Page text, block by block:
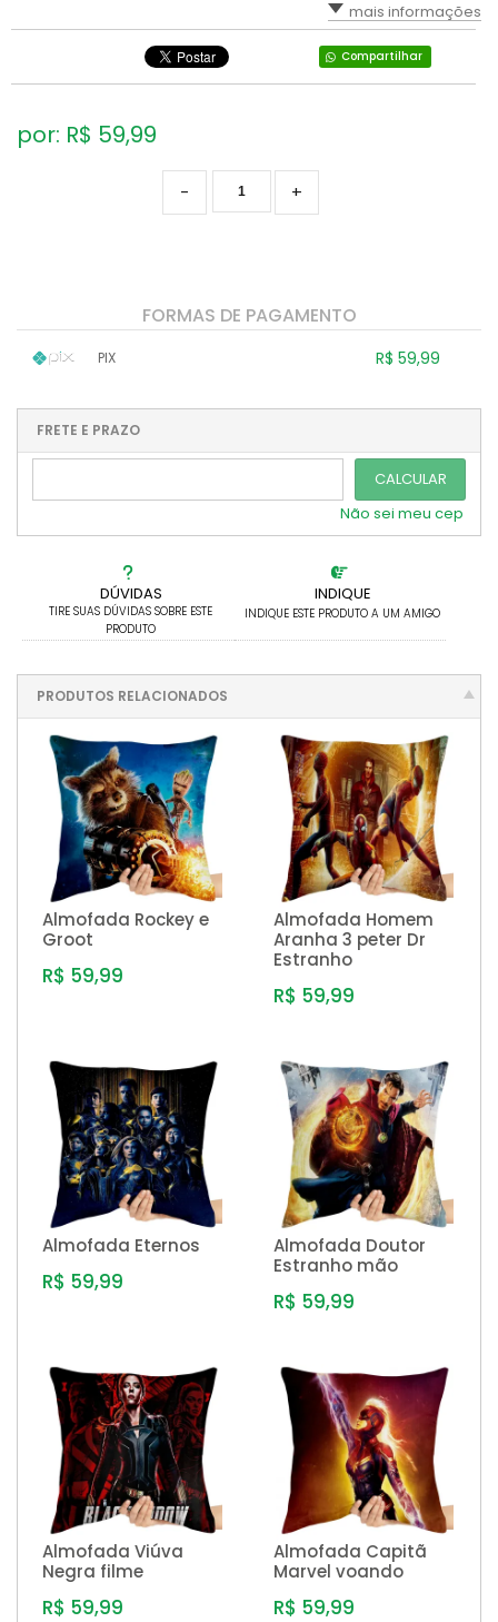
mais informações
Compartilhar
DÚVIDAS
TIRE SUAS DÚVIDAS SOBRE ESTE
PRODUTO
INDIQUE
INDIQUE ESTE PRODUTO A UM AMIGO
por: R$ 59,99
+
-
FORMAS DE PAGAMENTO
PIX R$ 59,99
...
....
FRETE E PRAZO
CALCULAR
Não sei meu cep
PRODUTOS RELACIONADOS
Almofada Rockey e
Groot
R$ 59,99
Almofada Homem
Aranha 3 peter Dr
Estranho
R$ 59,99
Almofada Eternos
R$ 59,99
Almofada Doutor
Estranho mão
R$ 59,99
Almofada Viúva
Negra filme
R$ 59,99
Almofada Capitã
Marvel voando
R$ 59,99